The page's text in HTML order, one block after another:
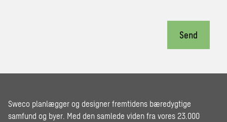
Send
Sweco planlægger og designer fremtidens bæredygtige
samfund og byer. Med den samlede viden fra vores 23.000